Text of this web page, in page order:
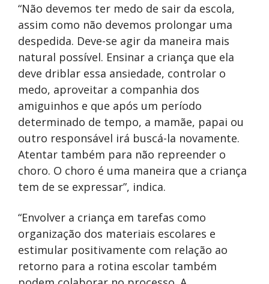
“Não devemos ter medo de sair da escola,
assim como não devemos prolongar uma
despedida. Deve-se agir da maneira mais
natural possível. Ensinar a criança que ela
deve driblar essa ansiedade, controlar o
medo, aproveitar a companhia dos
amiguinhos e que após um período
determinado de tempo, a mamãe, papai ou
outro responsável irá buscá-la novamente.
Atentar também para não repreender o
choro. O choro é uma maneira que a criança
tem de se expressar”, indica.
“Envolver a criança em tarefas como
organização dos materiais escolares e
estimular positivamente com relação ao
retorno para a rotina escolar também